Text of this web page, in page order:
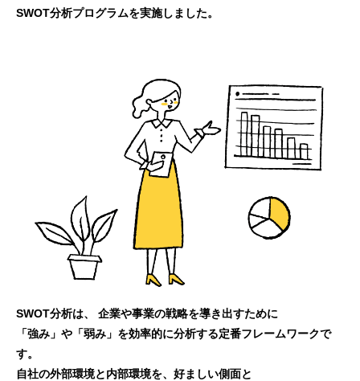
SWOT分析プログラムを実施しました。
SWOT分析は、 企業や事業の戦略を導き出すために
「強み」や「弱み」を効率的に分析する定番フレームワークで
す。
自社の外部環境と内部環境を、好ましい側面と